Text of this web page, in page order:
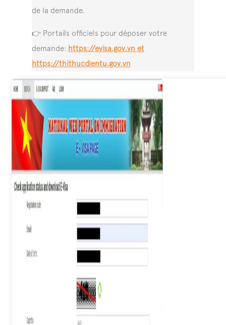
de la demande.
👉 Portails officiels pour déposer votre
demande: https://evisa.gov.vn et
https://thithucdientu.gov.vn